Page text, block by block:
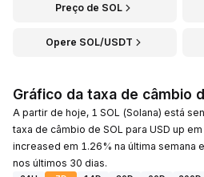
Preço de SOL
Opere SOL/USDT
Gráfico da taxa de câmbio
A partir de hoje, 1 SOL (Solana) está
taxa de câmbio de SOL para USD up
increased em 1.26% na última semana
nos últimos 30 dias.